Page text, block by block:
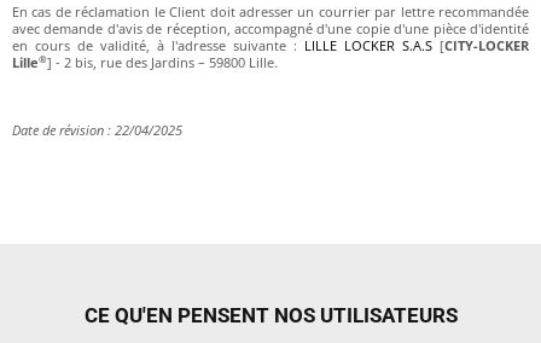
En cas de réclamation le Client doit adresser un courrier par lettre recommandée
avec demande d'avis de réception, accompagné d'une copie d'une pièce d'identité
en cours de validité, à l'adresse suivante : LILLE LOCKER S.A.S [CITY-LOCKER
Lille®] - 2 bis, rue des Jardins – 59800 Lille.
Date de révision : 22/04/2025
CE QU'EN PENSENT NOS UTILISATEURS